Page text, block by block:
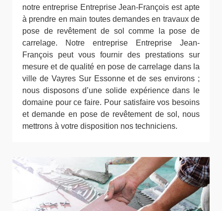
notre entreprise Entreprise Jean-François est apte
à prendre en main toutes demandes en travaux de
pose de revêtement de sol comme la pose de
carrelage. Notre entreprise Entreprise Jean-
François peut vous fournir des prestations sur
mesure et de qualité en pose de carrelage dans la
ville de Vayres Sur Essonne et de ses environs ;
nous disposons d’une solide expérience dans le
domaine pour ce faire. Pour satisfaire vos besoins
et demande en pose de revêtement de sol, nous
mettrons à votre disposition nos techniciens.